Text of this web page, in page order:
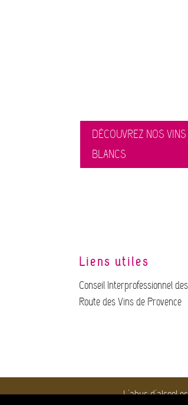
DÉCOUVREZ NOS VINS
BLANCS
Liens utiles
Conseil Interprofessionnel
Route des Vins de Provence
L'abus d'alcool